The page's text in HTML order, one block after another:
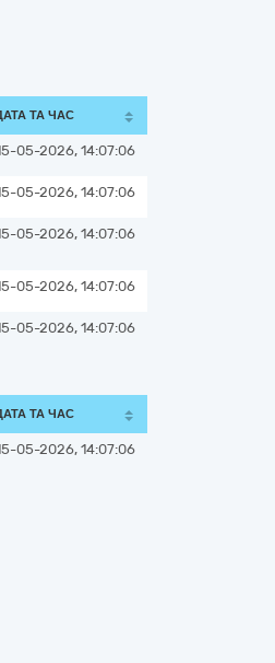
ТА ЧАС
05-2026, 14:07:06
05-2026, 14:07:06
05-2026, 14:07:06
05-2026, 14:07:06
05-2026, 14:07:06
ТА ЧАС
05-2026, 14:07:06